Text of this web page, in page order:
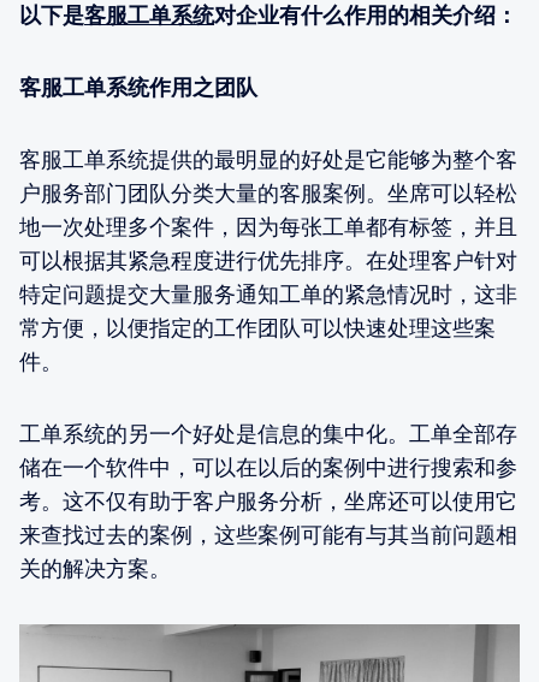
以下是客服工单系统对企业有什么作用的相关介绍：
客服工单系统作用之团队
客服工单系统提供的最明显的好处是它能够为整个客
户服务部门团队分类大量的客服案例。坐席可以轻松
地一次处理多个案件，因为每张工单都有标签，并且
可以根据其紧急程度进行优先排序。在处理客户针对
特定问题提交大量服务通知工单的紧急情况时，这非
常方便，以便指定的工作团队可以快速处理这些案
件。
工单系统的另一个好处是信息的集中化。工单全部存
储在一个软件中，可以在以后的案例中进行搜索和参
考。这不仅有助于客户服务分析，坐席还可以使用它
来查找过去的案例，这些案例可能有与其当前问题相
关的解决方案。